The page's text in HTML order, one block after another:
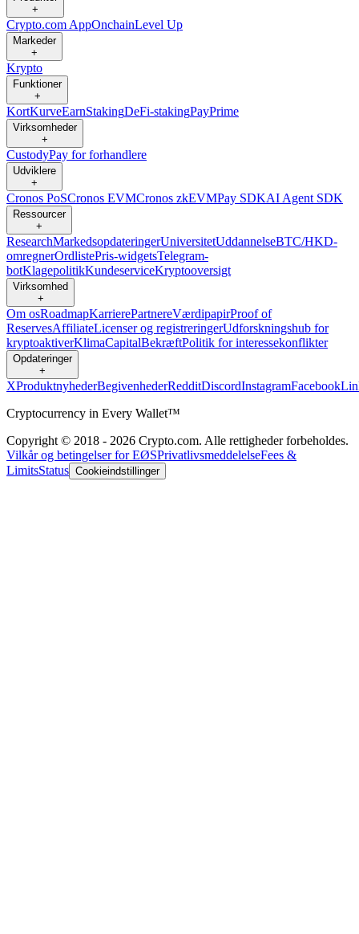
+
Crypto.com AppOnchainLevel Up
Markeder
+
Krypto
Funktioner
+
KortKurveEarnStakingDeFi-stakingPayPrime
Virksomheder
+
CustodyPay for forhandlere
Udviklere
+
Cronos PoSCronos EVMCronos zkEVMPay SDKAI Agent SDK
Ressourcer
+
ResearchMarkedsopdateringerUniversitetUddannelseBTC/HKD-
omregnerOrdlistePris-widgetsTelegram-
botKlagepolitikKundeserviceKryptooversigt
Virksomhed
+
Om osRoadmapKarrierePartnereVærdipapirProof of
ReservesAffiliateLicenser og registreringerUdforskningshub for
kryptoaktiverKlimaCapitalBekræftPolitik for interessekonflikter
Opdateringer
+
XProduktnyhederBegivenhederRedditDiscordInstagramFacebook
Cryptocurrency in Every Wallet™
Copyright © 2018 - 2026 Crypto.com. Alle rettigheder forbeholdes.
Vilkår og betingelser for EØSPrivatlivsmeddelelseFees &
LimitsStatus Cookieindstillinger